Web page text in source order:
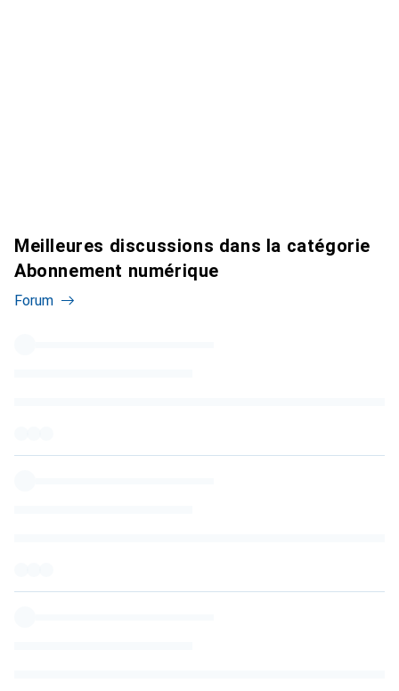
Meilleures discussions dans la catégorie
Abonnement numérique
Forum